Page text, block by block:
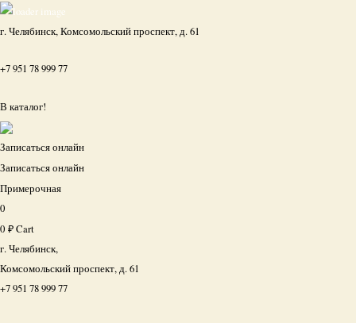
г. Челябинск, Комсомольский проспект, д. 61
+7 951 78 999 77
В каталог!
Записаться онлайн
Записаться онлайн
Примерочная
0
0 ₽Cart
г. Челябинск,
Комсомольский проспект, д. 61
+7 951 78 999 77